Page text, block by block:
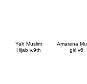
Yah Muslim
Hijab v.9th
Amarena
girl v6